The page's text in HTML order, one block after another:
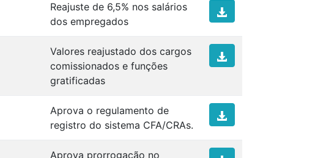
Reajuste de 6,5% nos salários
dos empregados
Valores reajustado dos cargos
comissionados e funções
gratificadas
Aprova o regulamento de
registro do sistema CFA/CRAs.
Aprova prorrogação no